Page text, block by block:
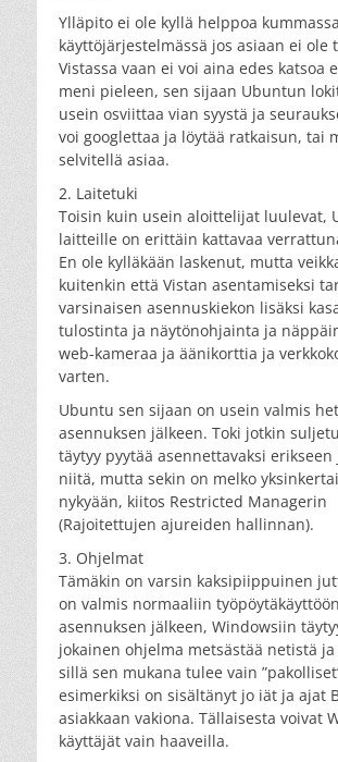
Ylläpito ei ole kyllä helppoa
käyttöjärjestelmässä jos asiaan ei ole
Vistassa vaan ei voi aina edes katsoa
meni pieleen, sen sijaan Ubuntun
usein osviittaa vian syystä ja
voi googlettaa ja löytää ratkaisun, tai
selvitellä asiaa.
2. Laitetuki
Toisin kuin usein aloittelijat luulevat,
laitteille on erittäin kattavaa
En ole kylläkään laskenut, mutta
kuitenkin että Vistan asentamiseksi
varsinaisen asennuskiekon lisäksi
tulostinta ja näytönohjainta ja
web-kameraa ja äänikorttia ja
varten.
Ubuntu sen sijaan on usein valmis
asennuksen jälkeen. Toki jotkin
täytyy pyytää asennettavaksi erikseen
niitä, mutta sekin on melko
nykyään, kiitos Restricted Managerin
(Rajoitettujen ajureiden hallinnan).
3. Ohjelmat
Tämäkin on varsin kaksipiippuinen
on valmis normaaliin
asennuksen jälkeen, Windowsiin
jokainen ohjelma metsästää netistä ja
sillä sen mukana tulee vain
esimerkiksi on sisältänyt jo iät ja ajat
asiakkaan vakiona. Tällaisesta voivat
käyttäjät vain haaveilla.